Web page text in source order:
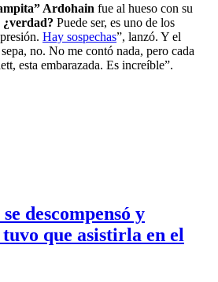
Ardohain fue al hueso con su
Puede ser, es uno de los
Hay sospechas”, lanzó. Y el
no. No me contó nada, pero cada
esta embarazada. Es increíble”.
descompensó y
que asistirla en el